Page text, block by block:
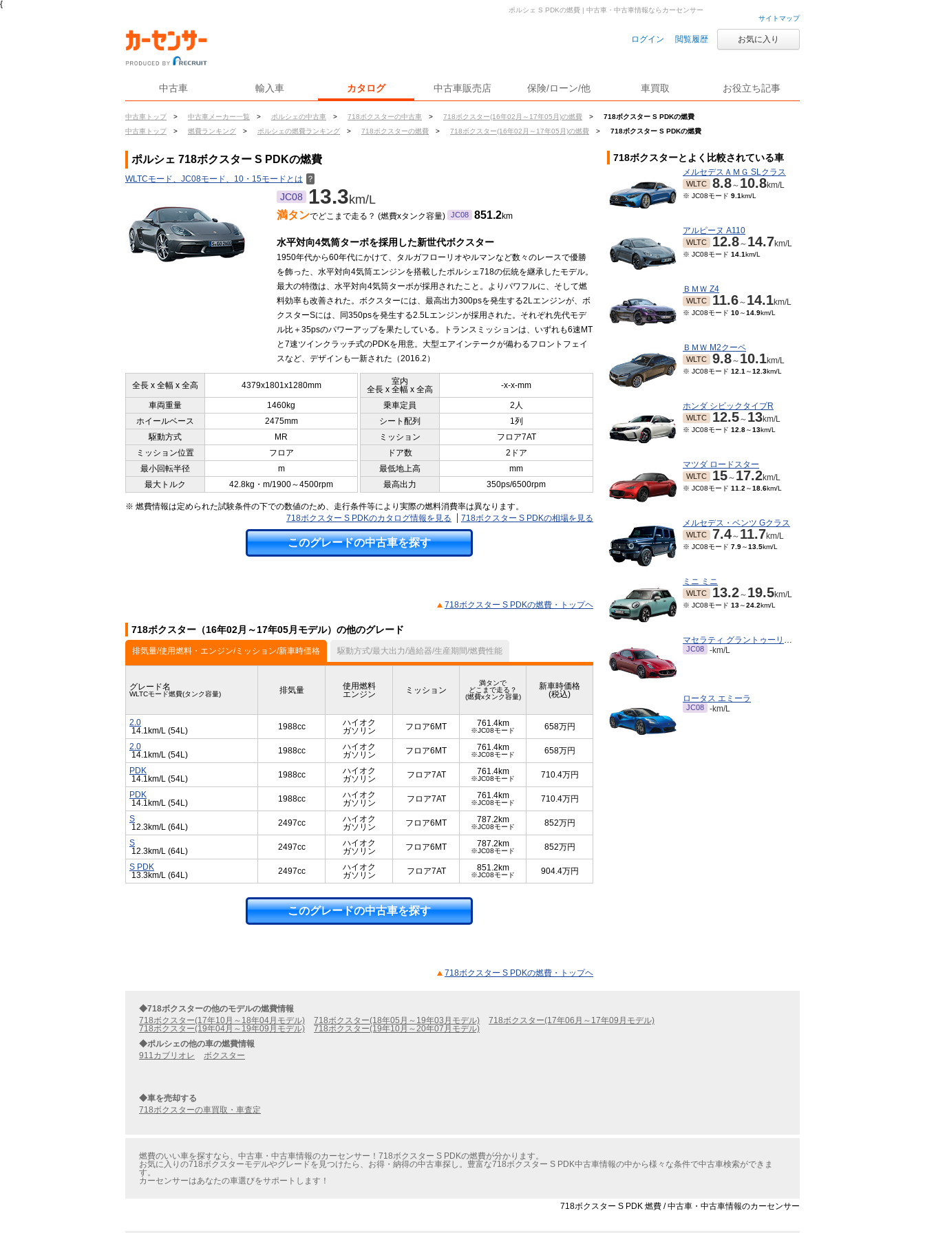
{
サイトマップ
ログイン 閲覧履歴 お気に入り
中古車 輸入車 カタログ 中古車販売店 保険/ローン/他 車買取 お役立ち記事
中古車トップ > 中古車メーカー一覧 > ポルシェの中古車 > 718ボクスターの中古車 > 718ボクスター(16年02月～17年05月)の燃費 >
718ボクスター S PDKの燃費
中古車トップ
> 燃費ランキング > ポルシェの燃費ランキング > 718ボクスターの燃費 > 718ボクスター(16年02月～17年05月)の燃費 > 718ボクスター S PDKの燃費
ポルシェ S PDKの燃費 | 中古車・中古車情報ならカーセンサー
ポルシェ 718ボクスター S PDKの燃費
WLTCモード、JC08モード、10・15モードとは ？
JC08 13.3km/L
満タンでどこまで走る？ (燃費xタンク容量) JC08 851.2km
水平対向4気筒ターボを採用した新世代ボクスター
1950年代から60年代にかけて、タルガフローリオやルマンなど数々のレースで優勝
を飾った、水平対向4気筒エンジンを搭載したポルシェ718の伝統を継承したモデル。
最大の特徴は、水平対向4気筒ターボが採用されたこと。よりパワフルに、そして燃
料効率も改善された。ボクスターには、最高出力300psを発生する2Lエンジンが、ボ
クスターSには、同350psを発生する2.5Lエンジンが採用された。それぞれ先代モデ
ル比＋35psのパワーアップを果たしている。トランスミッションは、いずれも6速MT
と7速ツインクラッチ式のPDKを用意。大型エアインテークが備わるフロントフェイ
スなど、デザインも一新された（2016.2）
全長 x 全幅 x 全高 4379x1801x1280mm
室内
全長 x 全幅 x 全高
-x-x-mm
車両重量 1460kg 乗車定員
2人
ホイールベース
2475mm シート配列
1列
駆動方式
MR ミッション
フロア7AT
ミッション位置
フロア ドア数
2ドア
最小回転半径
m 最低地上高
mm
最大トルク
42.8kg・m/1900～4500rpm 最高出力 350ps/6500rpm
※ 燃費情報は定められた試験条件の下での数値のため、走行条件等により実際の燃料消費率は異なります。
718ボクスター S PDKのカタログ情報を見る
718ボクスター S PDKの相場を見る
このグレードの中古車を探す
718ボクスター S PDKの燃費・トップヘ
718ボクスター（16年02月～17年05月モデル）の他のグレード
排気量/使用燃料・エンジン/ミッション/新車時価格 駆動方式/最大出力/過給器/生産期間/燃費性能
グレード名
WLTCモード燃費(タンク容量) 排気量
使用燃料
エンジン
ミッション
満タンで
どこまで走る？
(燃費xタンク容量)
新車時価格
(税込)
2.0
14.1km/L (54L)
1988cc
ハイオク
ガソリン
フロア6MT 761.4km
※JC08モード 658万円
2.0
14.1km/L (54L)
1988cc
ハイオク
ガソリン
フロア6MT 761.4km
※JC08モード 658万円
PDK
14.1km/L (54L)
1988cc
ハイオク
ガソリン
フロア7AT 761.4km
※JC08モード 710.4万円
PDK
14.1km/L (54L)
1988cc
ハイオク
ガソリン
フロア7AT 761.4km
※JC08モード 710.4万円
S
12.3km/L (64L)
2497cc
ハイオク
ガソリン
フロア6MT 787.2km
※JC08モード 852万円
S
12.3km/L (64L)
2497cc
ハイオク
ガソリン
フロア6MT 787.2km
※JC08モード 852万円
S PDK
13.3km/L (64L)
2497cc
ハイオク
ガソリン
フロア7AT 851.2km
※JC08モード 904.4万円
このグレードの中古車を探す
718ボクスター S PDKの燃費・トップヘ
718ボクスターとよく比較されている車
メルセデスＡＭＧ SLクラス
WLTC 8.8～ 10.8km/L
※ JC08モード 9.1km/L
アルピーヌ A110
WLTC 12.8～ 14.7km/L
※ JC08モード 14.1km/L
ＢＭＷ Z4
WLTC 11.6～ 14.1km/L
※ JC08モード 10～14.9km/L
ＢＭＷ M2クーペ
WLTC 9.8～ 10.1km/L
※ JC08モード 12.1 ～12.3km/L
ホンダ シビックタイプR
WLTC 12.5～ 13km/L
※ JC08モード 12.8～13km/L
マツダ ロードスター
WLTC 15～ 17.2km/L
※ JC08モード 11.2 ～18.6km/L
メルセデス・ベンツ Gクラス
WLTC 7.4～ 11.7km/L
※ JC08モード 7.9～13.5km/L
ミニ ミニ
WLTC 13.2～ 19.5km/L
※ JC08モード 13～24.2km/L
マセラティ グラントゥーリズモ
JC08 -km/L
ロータス エミーラ
JC08 -km/L
◆718ボクスターの他のモデルの燃費情報
718ボクスター(17年10月～18年04月モデル)
718ボクスター(18年05月～19年03月モデル)
718ボクスター(17年06月～17年09月モデル)
718ボクスター(19年04月～19年09月モデル)
718ボクスター(19年10月～20年07月モデル)
◆ポルシェの他の車の燃費情報
911カブリオレ
ボクスター
◆車を売却する
718ボクスターの車買取・車査定
燃費のいい車を探すなら、中古車・中古車情報のカーセンサー！718ボクスター S PDKの燃費が分かります。
お気に入りの718ボクスターモデルやグレードを見つけたら、お得・納得の中古車探し。豊富な718ボクスター S PDK中古車情報の中から様々な条件で中古車検索ができま
す。
カーセンサーはあなたの車選びをサポートします！
718ボクスター S PDK 燃費 / 中古車・中古車情報のカーセンサー